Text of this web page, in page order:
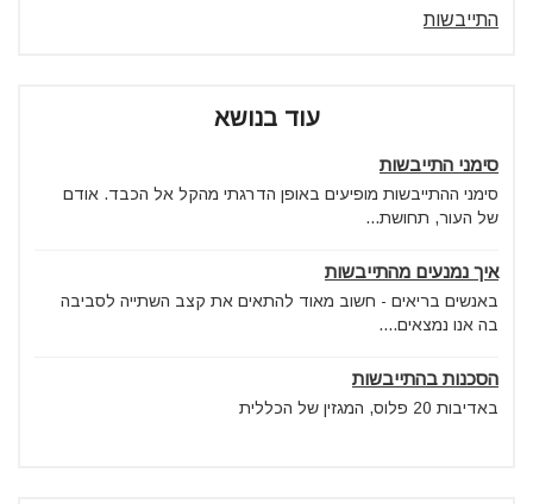
התייבשות
עוד בנושא
סימני התייבשות
סימני ההתייבשות מופיעים באופן הדרגתי מהקל אל הכבד. אודם
של העור, תחושת...
איך נמנעים מהתייבשות
באנשים בריאים - חשוב מאוד להתאים את קצב השתייה לסביבה
בה אנו נמצאים....
הסכנות בהתייבשות
באדיבות 20 פלוס, המגזין של הכללית